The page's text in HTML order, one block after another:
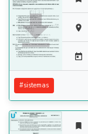
 

#sistemas
